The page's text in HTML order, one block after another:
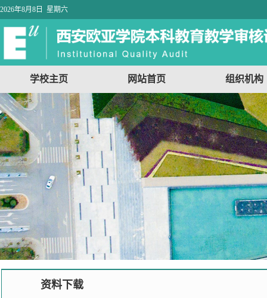
2026年8月8日 星期六
学校主页 网站首页 组织机构
资料下载